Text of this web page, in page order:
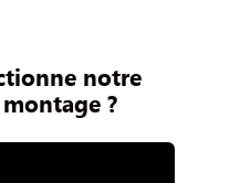
notre
?